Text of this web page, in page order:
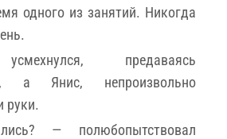
одного из занятий. Никогда
предаваясь
а Янис, непроизвольно
руки.
— полюбопытствовал